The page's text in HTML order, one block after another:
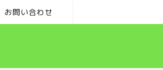
お問い合わせ